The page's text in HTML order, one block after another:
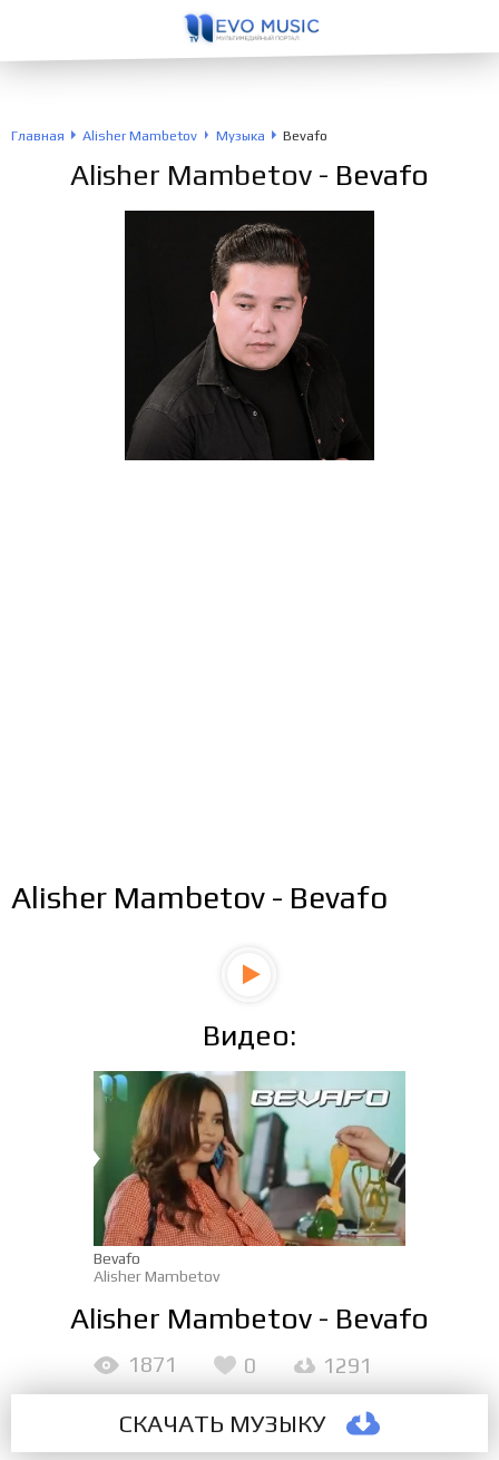
Главная Alisher Mambetov Музыка Bevafo
Alisher Mambetov - Bevafo
Alisher Mambetov - Bevafo
Видео:
Bevafo
Alisher Mambetov
Alisher Mambetov - Bevafo
СКАЧАТЬ МУЗЫКУ
1871 0 1291